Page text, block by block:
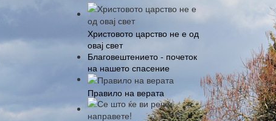
Христовото царство не е од
овај свет
Благовештението - почеток
на нашето спасение
Правило на верата